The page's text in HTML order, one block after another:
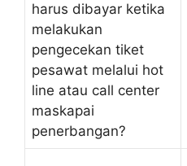
harus dibayar ketika
melakukan
pengecekan tiket
pesawat melalui hot
line atau call center
maskapai
penerbangan?